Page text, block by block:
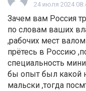
24 июля 2024
Зачем вам Россия
по словам ваших
,рабочих мест
прётесь в Россию
специальность
бы опыт был какой
мальски ,тогда